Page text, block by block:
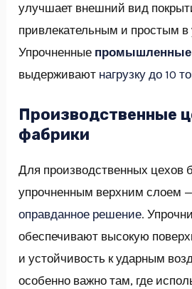
улучшает внешний вид
привлекательным и простым в
Упрочненные
выдерживают нагрузку до 10
Производственные
фабрики
Для производственных цехов
упрочненным верхним слоем
оправданное решение.
обеспечивают высокую
и устойчивость к ударным
особенно важно там, где